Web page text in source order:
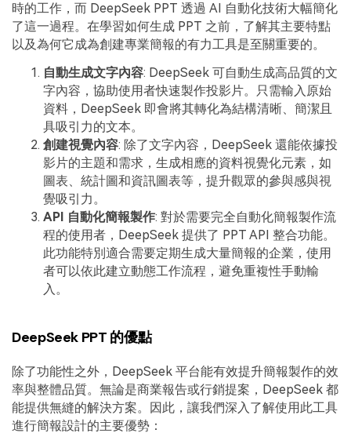
時的工作，而 DeepSeek PPT 透過 AI 自動化技術大幅簡化
了這一過程。在學習如何生成 PPT 之前，了解其主要特點
以及為何它成為創建專業簡報的有力工具是至關重要的。
自動生成文字內容: DeepSeek 可自動生成高品質的文
字內容，協助使用者快速製作投影片。只需輸入原始
資料，DeepSeek 即會將其轉化為結構清晰、簡潔且
具吸引力的文本。
創建視覺內容: 除了文字內容，DeepSeek 還能依據投
影片的主題和需求，生成相應的資料視覺化元素，如
圖表、統計圖和資訊圖表等，提升觀眾的參與感與視
覺吸引力。
API 自動化簡報製作: 對於需要完全自動化簡報製作流
程的使用者，DeepSeek 提供了 PPT API 整合功能。
此功能特別適合需要定期生成大量簡報的企業，使用
者可以依此建立動態工作流程，避免重複性手動輸
入。
DeepSeek PPT 的優點
除了功能性之外，DeepSeek 平台能有效提升簡報製作的效
率與整體品質。無論是商業報告或行銷提案，DeepSeek 都
能提供無縫的解決方案。因此，讓我們深入了解使用此工具
進行簡報設計的主要優勢：